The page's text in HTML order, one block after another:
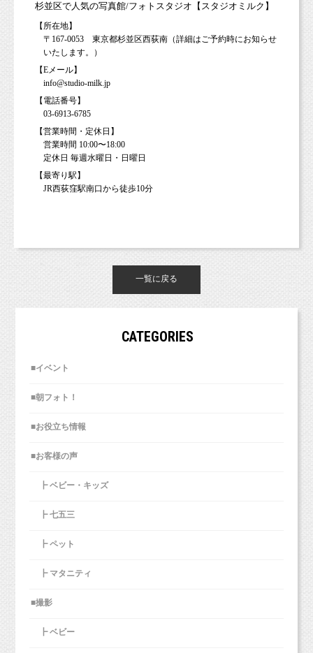
杉並区で人気の写真館/フォトスタジオ【スタジオミルク】
【所在地】
〒167-0053 東京都杉並区西荻南（詳細はご予約時にお知らせ
いたします。）
【Eメール】
info@studio-milk.jp
【電話番号】
03-6913-6785
【営業時間・定休日】
営業時間 10:00〜18:00
定休日 毎週水曜日・日曜日
【最寄り駅】
JR西荻窪駅南口から徒歩10分
一覧に戻る
CATEGORIES
■イベント
■朝フォト！
■お役立ち情報
■お客様の声
┣ ベビー・キッズ
┣ 七五三
┣ ペット
┣ マタニティ
■撮影
┣ ベビー